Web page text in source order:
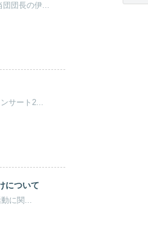
団長の伊...
サート2...
について
に関...